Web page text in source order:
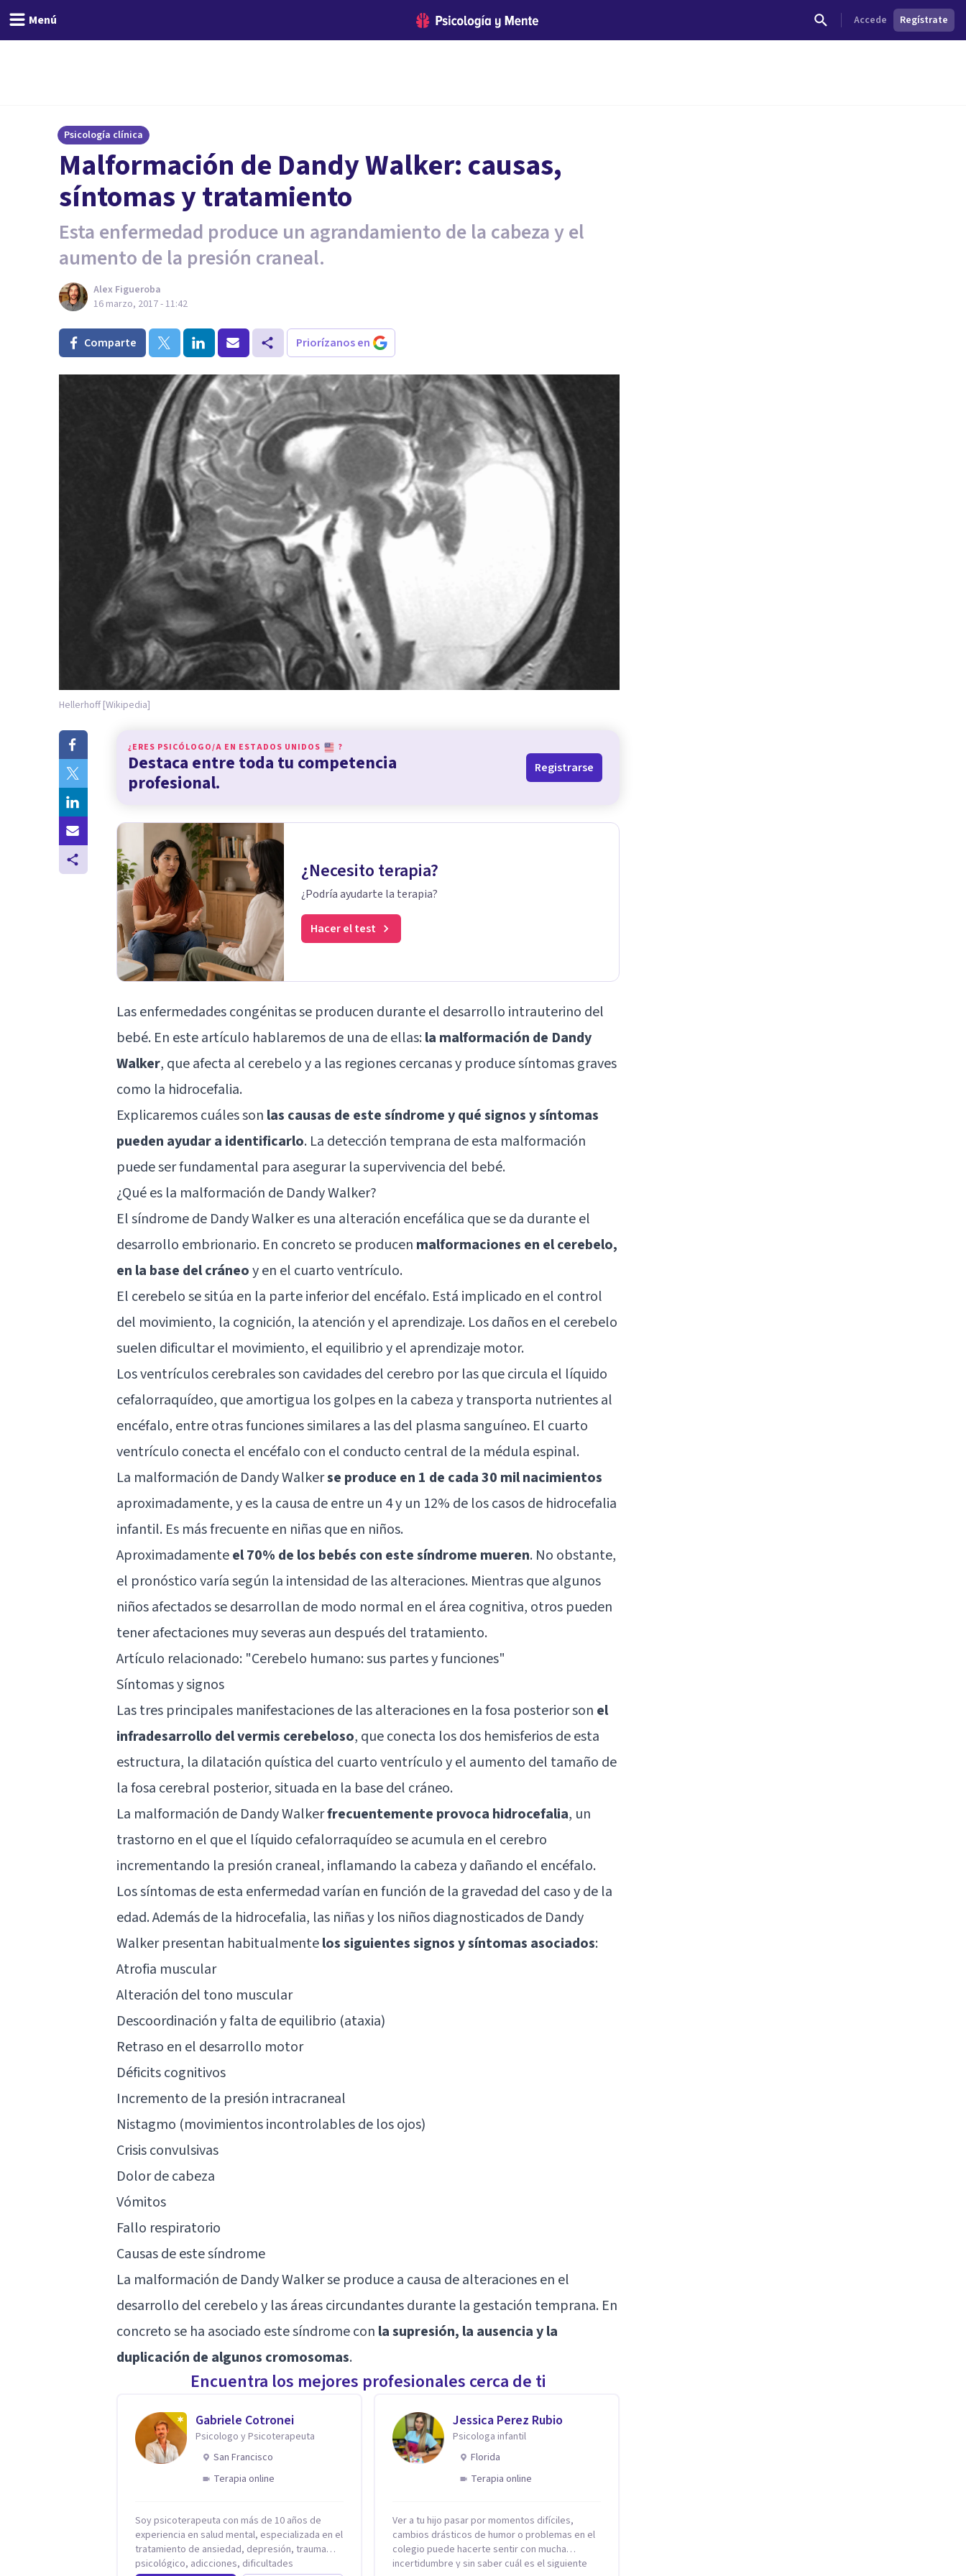
Menú Accede Regístrate
Psicología clínica
Malformación de Dandy Walker: causas,
síntomas y tratamiento
Esta enfermedad produce un agrandamiento de la cabeza y el
aumento de la presión craneal.
Alex Figueroba
16 marzo, 2017 - 11:42
Comparte Priorízanos en
Hellerhoff [Wikipedia]
¿ERES PSICÓLOGO/A EN ESTADOS UNIDOS ?
Destaca entre toda tu competencia
profesional.
Registrarse
¿Necesito terapia?
¿Podría ayudarte la terapia?
Hacer el test
Las enfermedades congénitas se producen durante el desarrollo intrauterino del
bebé. En este artículo hablaremos de una de ellas:la malformación de Dandy
Walker, que afecta al cerebelo y a las regiones cercanas y produce síntomas graves
como la hidrocefalia.
Explicaremos cuáles son las causas de este síndrome y qué signos y síntomas
pueden ayudar a identificarlo. La detección temprana de esta malformación
puede ser fundamental para asegurar la supervivencia del bebé.
¿Qué es la malformación de Dandy Walker?
El síndrome de Dandy Walker es una alteración encefálica que se da durante el
desarrollo embrionario. En concreto se producen malformaciones en el cerebelo,
en la base del cráneoy en el cuarto ventrículo.
El cerebelo se sitúa en la parte inferior del encéfalo. Está implicado en el control
del movimiento, la cognición, la atención y el aprendizaje. Los daños en el cerebelo
suelen dificultar el movimiento, el equilibrio y el aprendizaje motor.
Los ventrículos cerebrales son cavidades del cerebro por las que circula el líquido
cefalorraquídeo, que amortigua los golpes en la cabeza y transporta nutrientes al
encéfalo, entre otras funciones similares a las del plasma sanguíneo. El cuarto
ventrículo conecta el encéfalo con el conducto central de la médula espinal.
La malformación de Dandy Walkerse produce en 1 de cada 30 mil nacimientos
aproximadamente, y es la causa de entre un 4 y un 12% de los casos de hidrocefalia
infantil. Es más frecuente en niñas que en niños.
Aproximadamenteel 70% de los bebés con este síndrome mueren. No obstante,
el pronóstico varía según la intensidad de las alteraciones. Mientras que algunos
niños afectados se desarrollan de modo normal en el área cognitiva, otros pueden
tener afectaciones muy severas aun después del tratamiento.
Artículo relacionado: "Cerebelo humano: sus partes y funciones"
Síntomas y signos
Las tres principales manifestaciones de las alteraciones en la fosa posterior son el
infradesarrollo del vermis cerebeloso, que conecta los dos hemisferios de esta
estructura, la dilatación quística del cuarto ventrículo y el aumento del tamaño de
la fosa cerebral posterior, situada en la base del cráneo.
La malformación de Dandy Walkerfrecuentemente provoca hidrocefalia, un
trastorno en el que el líquido cefalorraquídeo se acumula en el cerebro
incrementando la presión craneal, inflamando la cabeza y dañando el encéfalo.
Los síntomas de esta enfermedad varían en función de la gravedad del caso y de la
edad. Además de la hidrocefalia, las niñas y los niños diagnosticados de Dandy
Walker presentan habitualmentelos siguientes signos y síntomas asociados:
Atrofia muscular
Alteración del tono muscular
Descoordinación y falta de equilibrio (ataxia)
Retraso en el desarrollo motor
Déficits cognitivos
Incremento de la presión intracraneal
Nistagmo (movimientos incontrolables de los ojos)
Crisis convulsivas
Dolor de cabeza
Vómitos
Fallo respiratorio
Causas de este síndrome
La malformación de Dandy Walker se produce a causa de alteraciones en el
desarrollo del cerebelo y las áreas circundantes durante la gestación temprana. En
concreto se ha asociado este síndrome con la supresión, la ausencia y la
duplicación de algunos cromosomas.
Encuentra los mejores profesionales cerca de ti
Gabriele Cotronei
Psicologo y Psicoterapeuta
San Francisco
Terapia online
Soy psicoterapeuta con más de 10 años de
experiencia en salud mental, especializada en el
tratamiento de ansiedad, depresión, trauma
psicológico, adicciones, dificultades
Jessica Perez Rubio
Psicologa infantil
Florida
Terapia online
Ver a tu hijo pasar por momentos difíciles,
cambios drásticos de humor o problemas en el
colegio puede hacerte sentir con mucha
incertidumbre y sin saber cuál es el siguiente